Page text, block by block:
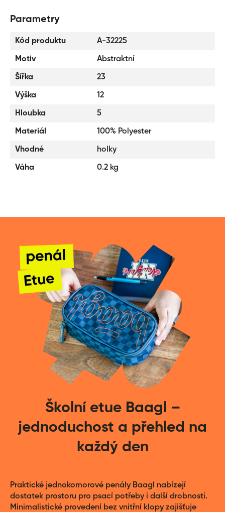
Parametry
Kód produktu A-32225
Motiv Abstraktní
Šířka 23
Výška 12
Hloubka 5
Materiál 100% Polyester
Vhodné holky
Váha 0.2 kg
Školní etue Baagl –
jednoduchost a přehled na
každý den
Praktické jednokomorové penály Baagl nabízejí
dostatek prostoru pro psací potřeby i další drobnosti.
Minimalistické provedení bez vnitřní klopy zajišťuje